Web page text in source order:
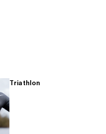
Triathlon